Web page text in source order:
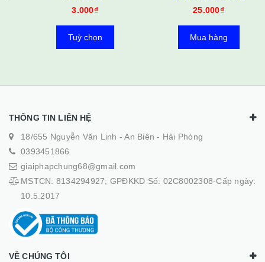
3.000₫
Tuỳ chọn
25.000₫
Mua hàng
THÔNG TIN LIÊN HỆ
18/655 Nguyễn Văn Linh - An Biên - Hải Phòng
0393451866
giaiphapchung68@gmail.com
MSTCN: 8134294927; GPĐKKD Số: 02C8002308-Cấp ngày:
10.5.2017
VỀ CHÚNG TÔI